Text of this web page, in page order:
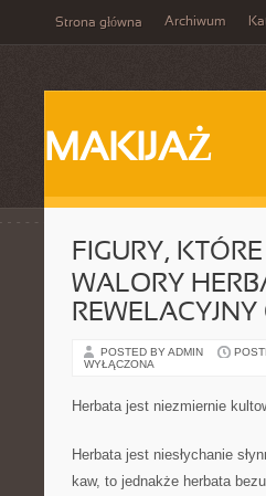
Strona główna Archiwum
MAKIJAŻ
FIGURY,
WALORY
POSTED BY ADMIN
WYŁĄCZONA
Herbata jest niezmiernie
Herbata jest niesłychanie
kaw, to jednakże herbata